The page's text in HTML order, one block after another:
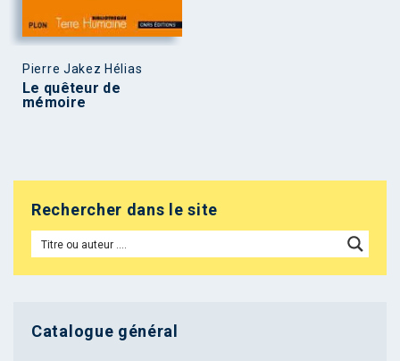
Pierre Jakez Hélias
Le quêteur de
mémoire
Rechercher dans le site
Catalogue général